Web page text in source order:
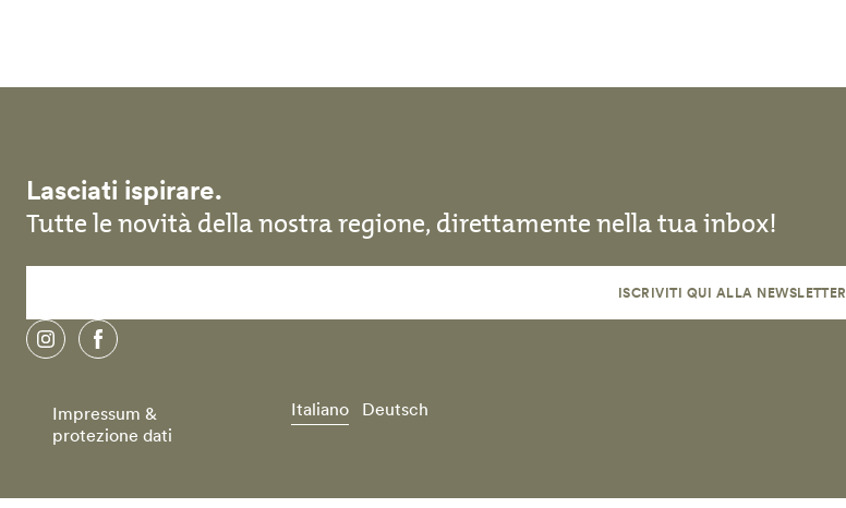
Lasciati ispirare.
Tutte le novità della nostra regione, direttamente nella tua inbox!
ISCRIVITI QUI ALLA NEWSLETTER
instagramfacebook
Impressum &
protezione dati
Italiano Deutsch